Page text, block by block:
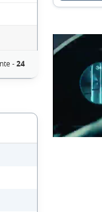
-24